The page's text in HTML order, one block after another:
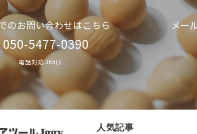
のお問い合わせはこちら
050-5477-0390
電話対応365日
メー
人気記事